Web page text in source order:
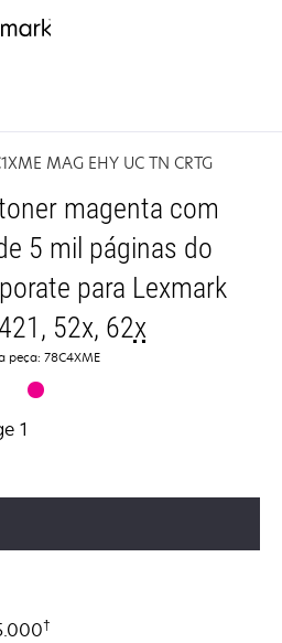
MAG EHY UC TN CRTG
magenta com
5 mil páginas do
para Lexmark
52x, 62x
peça: 78C4XME
†